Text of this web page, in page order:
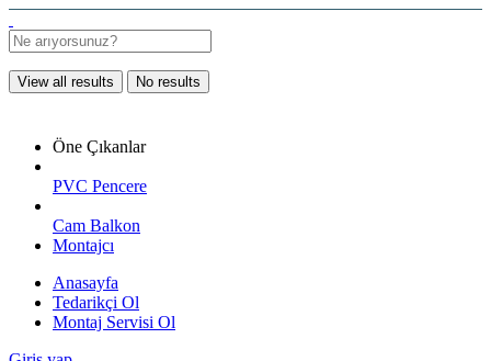
View all results No results
Öne Çıkanlar
PVC Pencere
Cam Balkon
Montajcı
Anasayfa
Tedarikçi Ol
Montaj Servisi Ol